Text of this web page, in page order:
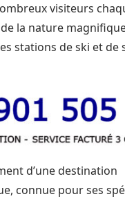
visiteurs
la nature
stations de ski et de
d’une destination
connue pour ses